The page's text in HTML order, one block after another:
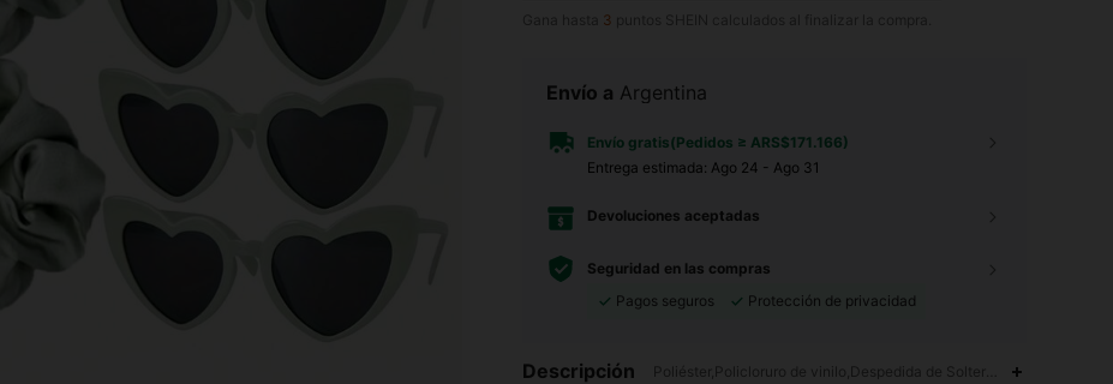
3
Envío a Argentina
Envío gratis(Pedidos ≥ ARS$171.166)
Entrega estimada: Ago 24 - Ago 31
Devoluciones aceptadas
Seguridad en las compras
Pagos seguros
Protección de privacidad
Descripción Poliéster,Policloruro de vinilo,Despedida de Soltera,Fiesta Nupcial